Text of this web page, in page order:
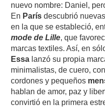
nuevo nombre: Daniel,
En París descubrió
en la que se estableció,
mode de Lille, que
marcas textiles. Así, en
Essa lanzó su propia
minimalistas, de cuero,
cordones y pequeños
hablan de amor, paz y
convirtió en la primera